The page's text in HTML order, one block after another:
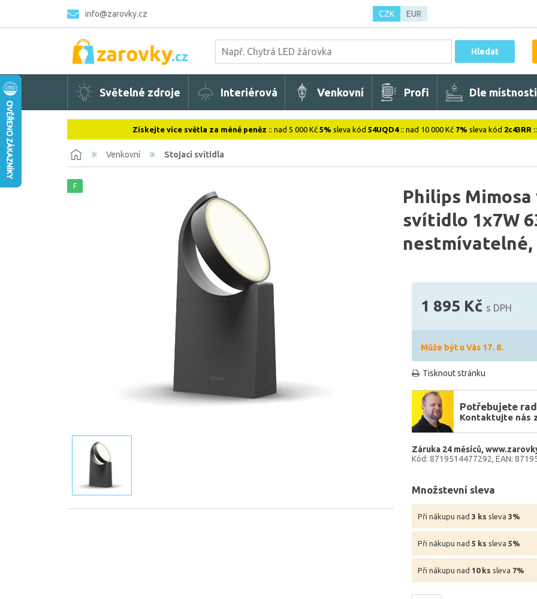
info@zarovky.cz CZK EUR
Hledat
Světelné zdroje Interiérová Venkovní Profi Dle místnosti
Získejte více světla za méně peněz :: nad 5 000 Kč 5% sleva kód 54UQD4:: nad 10 000 Kč 7% sleva kód 2c43RR
Venkovní Stojací svítidla
Philips
svítidlo 1x7W
F
1 895 Kč s DPH
Může být u Vás 17. 8.
Tisknout stránku
Potřebujete
Kontaktujte nás
Záruka 24 měsíců
Kód: 8719514477292 EAN:
Množstevní sleva
Při nákupu nad 3 ks sleva 3%
Při nákupu nad 5 ks sleva 5%
Při nákupu nad 10 ks sleva 7%